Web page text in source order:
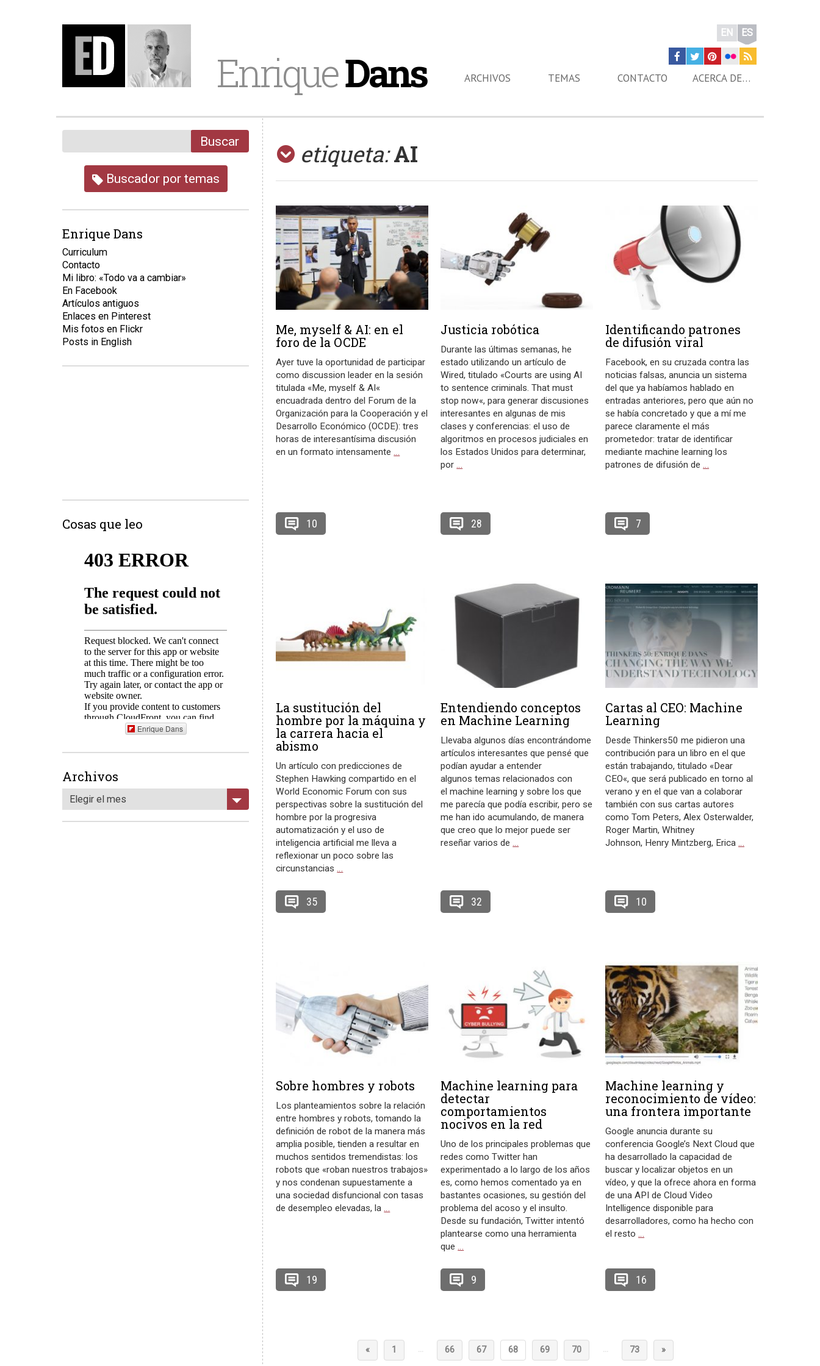
EnriqueDans
EN ES
ARCHIVOS TEMAS CONTACTO ACERCA DE…
etiqueta: AI
Me, myself & AI: en el
foro de la OCDE
Ayer tuve la oportunidad de participar
como discussion leader en la sesión
titulada «Me, myself & AI«
encuadrada dentro del Forum de la
Organización para la Cooperación y el
Desarrollo Económico (OCDE): tres
horas de interesantísima discusión
en un formato intensamente…
10
Justicia robótica
Durante las últimas semanas, he
estado utilizando un artículo de
Wired, titulado «Courts are using AI
to sentence criminals. That must
stop now«, para generar discusiones
interesantes en algunas de mis
clases y conferencias: el uso de
algoritmos en procesos judiciales en
los Estados Unidos para determinar,
por…
28
Identificando patrones
de difusión viral
Facebook, en su cruzada contra las
noticias falsas, anuncia un sistema
del que ya habíamos hablado en
entradas anteriores, pero que aún no
se había concretado y que a mí me
parece claramente el más
prometedor: tratar de identificar
mediante machine learning los
patrones de difusión de…
7
La sustitución del
hombre por la máquina y
la carrera hacia el
abismo
Un artículo con predicciones de
Stephen Hawking compartido en el
World Economic Forum con sus
perspectivas sobre la sustitución del
hombre por la progresiva
automatización y el uso de
inteligencia artificial me lleva a
reflexionar un poco sobre las
circunstancias…
35
Entendiendo conceptos
en Machine Learning
Llevaba algunos días encontrándome
artículos interesantes que pensé que
podían ayudar a entender
algunos temas relacionados con
el machine learning y sobre los que
me parecía que podía escribir, pero se
me han ido acumulando, de manera
que creo que lo mejor puede ser
reseñar varios de…
32
Cartas al CEO: Machine
Learning
Desde Thinkers50 me pidieron una
contribución para un libro en el que
están trabajando, titulado «Dear
CEO«, que será publicado en torno al
verano y en el que van a colaborar
también con sus cartas autores
como Tom Peters, Alex Osterwalder,
Roger Martin, Whitney
Johnson, Henry Mintzberg, Erica…
10
Sobre hombres y robots
Los planteamientos sobre la relación
entre hombres y robots, tomando la
definición de robot de la manera más
amplia posible, tienden a resultar en
muchos sentidos tremendistas: los
robots que «roban nuestros trabajos»
y nos condenan supuestamente a
una sociedad disfuncional con tasas
de desempleo elevadas, la…
19
Machine learning para
detectar
comportamientos
nocivos en la red
Uno de los principales problemas que
redes como Twitter han
experimentado a lo largo de los años
es, como hemos comentado ya en
bastantes ocasiones, su gestión del
problema del acoso y el insulto.
Desde su fundación, Twitter intentó
plantearse como una herramienta
que…
9
Machine learning y
reconocimiento de vídeo:
una frontera importante
Google anuncia durante su
conferencia Google’s Next Cloud que
ha desarrollado la capacidad de
buscar y localizar objetos en un
vídeo, y que la ofrece ahora en forma
de una API de Cloud Video
Intelligence disponible para
desarrolladores, como ha hecho con
el resto…
16
« 1 … 66 67 68 69 70 … 73 »
Buscar
Buscador por temas
Enrique Dans
Curriculum
Contacto
Mi libro: «Todo va a cambiar»
En Facebook
Artículos antiguos
Enlaces en Pinterest
Mis fotos en Flickr
Posts in English
Cosas que leo
Enrique Dans
Archivos
Elegir el mes